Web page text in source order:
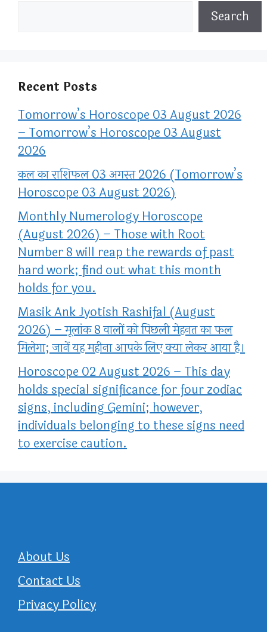
Search
Recent Posts
Tomorrow’s Horoscope 03 August 2026
– Tomorrow’s Horoscope 03 August
2026
कल का राशिफल 03 अगस्त 2026 (Tomorrow’s
Horoscope 03 August 2026)
Monthly Numerology Horoscope
(August 2026) – Those with Root
Number 8 will reap the rewards of past
hard work; find out what this month
holds for you.
Masik Ank Jyotish Rashifal (August
2026) – मूलांक 8 वालों को पिछली मेहनत का फल
मिलेगा; जानें यह महीना आपके लिए क्या लेकर आया है।
Horoscope 02 August 2026 – This day
holds special significance for four zodiac
signs, including Gemini; however,
individuals belonging to these signs need
to exercise caution.
About Us
Contact Us
Privacy Policy